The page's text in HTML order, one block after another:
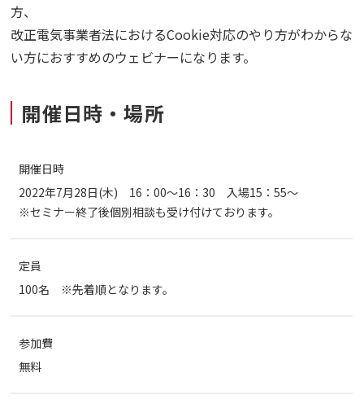
方、
改正電気事業者法におけるCookie対応のやり方がわからな
い方におすすめのウェビナーになります。
開催日時・場所
開催日時
2022年7月28日(木) 16：00～16：30 入場15：55～
※セミナー終了後個別相談も受け付けております。
定員
100名 ※先着順となります。
参加費
無料